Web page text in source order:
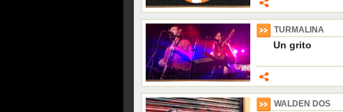
TURMALINA
Un grito
WALDEN DOS